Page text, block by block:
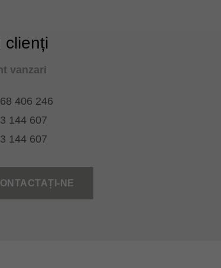
clienți
vanzari
406 246
144 607
144 607
NE